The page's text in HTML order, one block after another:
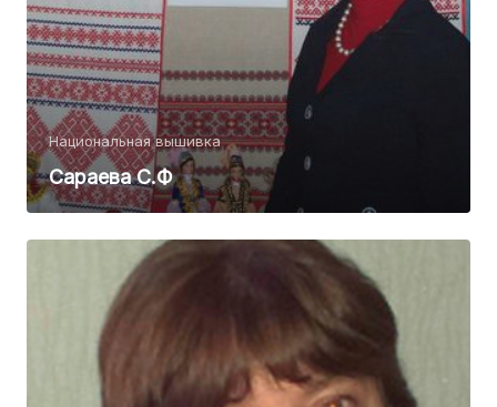
Национальная вышивка
Сараева С.Ф